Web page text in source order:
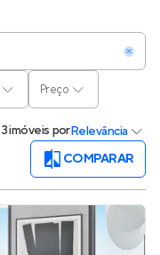
Preço
3 imóveis porRelevância
COMPARAR